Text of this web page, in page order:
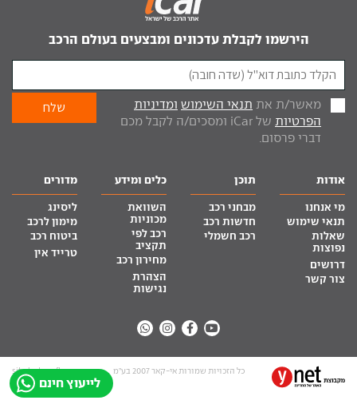
לייעוץ חינם
הירשמו לקבלת עדכונים ומבצעים בעולם הרכב
מאשר/ת את תנאי השימוש ומדיניות
הפרטיות
של iCar ומסכים/ה לקבל מכם
דברי פרסום.
אודות
מי אנחנו
תנאי שימוש
שאלות
נפוצות
דרושים
צור קשר
תוכן
מבחני רכב
חדשות רכב
רכב חשמלי
כלים ומידע
השוואת
מכוניות
רכב לפי
תקציב
מחירון רכב
הצהרת
נגישות
מדורים
ליסינג
מימון לרכב
ביטוח רכב
טרייד אין
כל הזכויות שמורות אי-קאר 2007 בע”מ site by tq.soft